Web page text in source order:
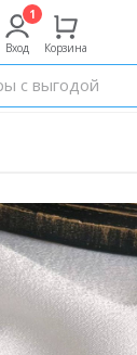
Вход Корзина